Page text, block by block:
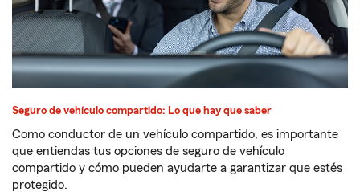
Seguro de vehículo compartido: Lo que hay que saber
Como conductor de un vehículo compartido, es importante
que entiendas tus opciones de seguro de vehículo
compartido y cómo pueden ayudarte a garantizar que estés
protegido.